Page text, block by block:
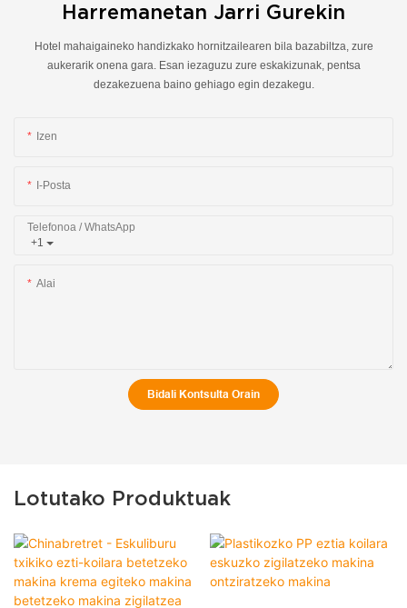
Harremanetan Jarri Gurekin
Hotel mahaigaineko handizkako hornitzailearen bila bazabiltza, zure
aukerarik onena gara. Esan iezaguzu zure eskakizunak, pentsa
dezakezuena baino gehiago egin dezakegu.
Izen
I-Posta
+1
Telefonoa / WhatsApp
Alai
Bidali Kontsulta Orain
Lotutako Produktuak